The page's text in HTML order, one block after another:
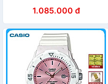
1.085.000 đ